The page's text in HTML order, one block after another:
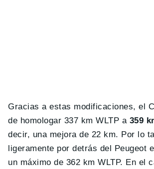
Gracias a estas modificaciones, el
de homologar 337 km WLTP a359
decir, una mejora de 22 km. Por lo
ligeramente por detrás del Peugeot
un máximo de 362 km WLTP. En el